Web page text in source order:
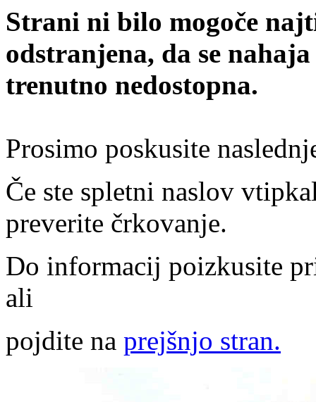
Strani ni bilo mogoče
odstranjena, da se
trenutno nedostopna.
Prosimo poskusite
Če ste spletni naslov
preverite črkovanje.
Do informacij poizkusite
ali
pojdite na prejšnjo stran.